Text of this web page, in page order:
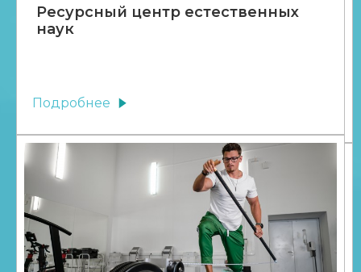
Ресурсный центр естественных
наук
Подробнее